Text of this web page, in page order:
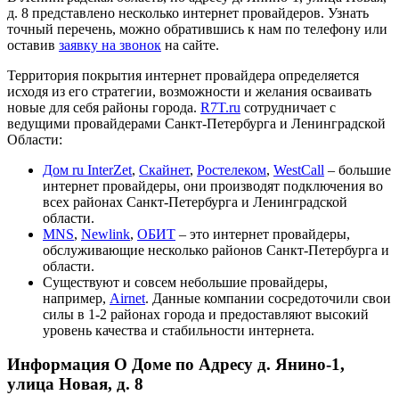
д. 8 представлено несколько интернет провайдеров. Узнать
точный перечень, можно обратившись к нам по телефону или
оставив заявку на звонок на сайте.
Территория покрытия интернет провайдера определяется
исходя из его стратегии, возможности и желания осваивать
новые для себя районы города. R7T.ru сотрудничает с
ведущими провайдерами Санкт-Петербурга и Ленинградской
Области:
Дом ru InterZet, Скайнет, Ростелеком, WestCall – большие
интернет провайдеры, они производят подключения во
всех районах Санкт-Петербурга и Ленинградской
области.
MNS, Newlink, ОБИТ – это интернет провайдеры,
обслуживающие несколько районов Санкт-Петербурга и
области.
Существуют и совсем небольшие провайдеры,
например, Airnet. Данные компании сосредоточили свои
силы в 1-2 районах города и предоставляют высокий
уровень качества и стабильности интернета.
Информация О Доме по Адресу д. Янино-1,
улица Новая, д. 8